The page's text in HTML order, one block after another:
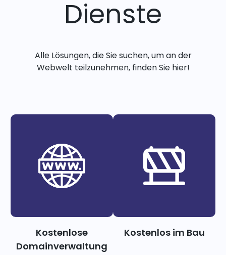
Dienste
Alle Lösungen, die Sie suchen, um an der
Webwelt teilzunehmen, finden Sie hier!
Kostenlose
Domainverwaltung
Kostenlos im Bau